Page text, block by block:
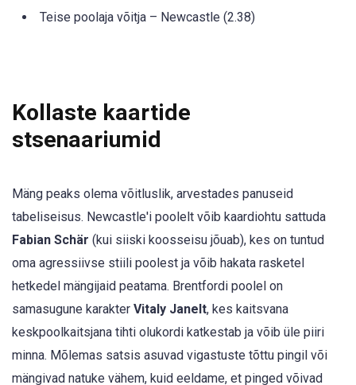
Teise poolaja võitja – Newcastle (2.38)
Kollaste kaartide
stsenaariumid
Mäng peaks olema võitluslik, arvestades panuseid
tabeliseisus. Newcastle'i poolelt võib kaardiohtu sattuda
Fabian Schär (kui siiski koosseisu jõuab), kes on tuntud
oma agressiivse stiili poolest ja võib hakata rasketel
hetkedel mängijaid peatama. Brentfordi poolel on
samasugune karakter Vitaly Janelt, kes kaitsvana
keskpoolkaitsjana tihti olukordi katkestab ja võib üle piiri
minna. Mõlemas satsis asuvad vigastuste tõttu pingil või
mängivad natuke vähem, kuid eeldame, et pinged võivad